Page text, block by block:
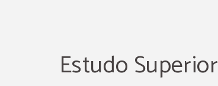
Estudo Superior